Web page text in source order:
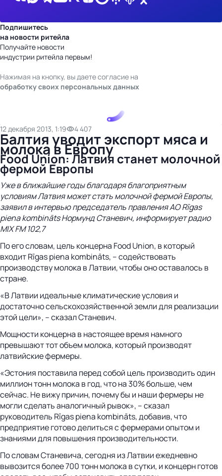
Подпишитесь
на новости ритейла
Получайте новости
индустрии ритейла первым!
Нажимая на кнопку, вы даете согласие на
обработку своих персональных данных
12 декабря 2013, 1:19 4 407
Балтия уводит экспорт мяса и
молока в Европу
Food Union: Латвия станет молочной
фермой Европы
Уже в ближайшие годы благодаря благоприятным
условиям Латвия может стать молочной фермой Европы,
заявил в интервью председатель правления АО Rīgas
piena kombināts Нормунд Станевич, информирует радио
MIX FM 102,7
По его словам, цель концерна Food Union, в который
входит Rīgas piena kombināts, – содействовать
производству молока в Латвии, чтобы оно оставалось в
стране.
«В Латвии идеальные климатические условия и
достаточно сельскохозяйственной земли для реализации
этой цели», – сказал Станевич.
Мощности концерна в настоящее время намного
превышают тот объем молока, который производят
латвийские фермеры.
«Эстония поставила перед собой цель производить один
миллион тонн молока в год, что на 30% больше, чем
сейчас. Не вижу причин, почему бы и наши фермеры не
могли сделать аналогичный рывок», – сказал
руководитель Rīgas piena kombināts, добавив, что
предприятие готово делиться с фермерами опытом и
знаниями для повышения производительности.
По словам Станевича, сегодня из Латвии ежедневно
вывозится более 700 тонн молока в сутки, и концерн готов